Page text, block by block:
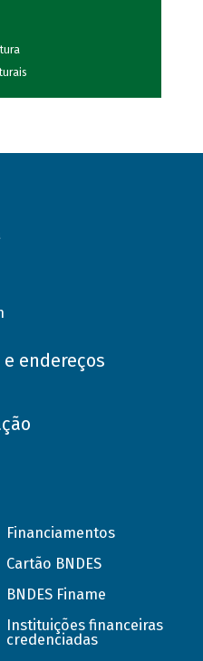
endereços
Financiamentos
Cartão BNDES
BNDES Finame
Instituições financeiras
credenciadas